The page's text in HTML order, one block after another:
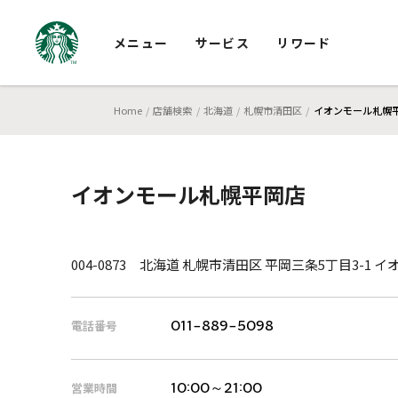
メニュー サービス リワード
Home 店舗検索 北海道 札幌市清田区 イオンモール札幌
イオンモール札幌平岡店
004-0873 北海道 札幌市清田区 平岡三条5丁目3-1 イ
電話番号 011-889-5098
営業時間 10:00～21:00